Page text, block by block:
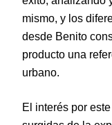
mismo, y los
desde Benito
producto una
urbano.
El interés por